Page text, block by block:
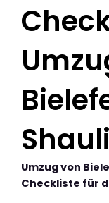
Umzug von
Checkliste für